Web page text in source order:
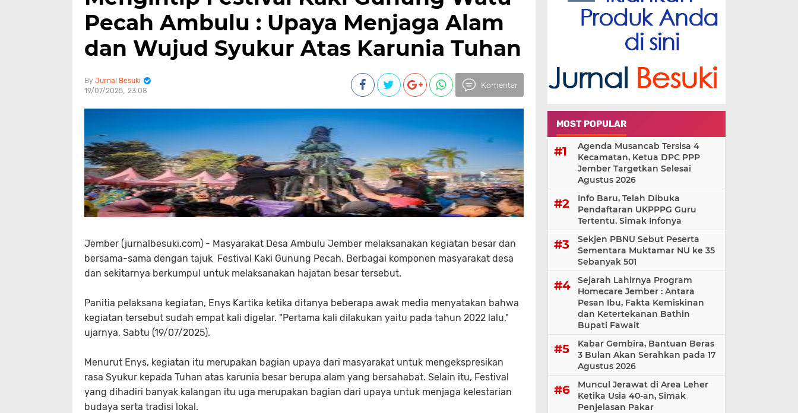
Pecah Ambulu : Upaya Menjaga Alam
dan Wujud Syukur Atas Karunia Tuhan
Jurnal Besuki
19/07/2025 23:08
Komentar
Jember (jurnalbesuki.com) - Masyarakat Desa Ambulu Jember melaksanakan kegiatan besar dan
bersama-sama dengan tajuk Festival Kaki Gunung Pecah. Berbagai komponen masyarakat desa
dan sekitarnya berkumpul untuk melaksanakan hajatan besar tersebut.
Panitia pelaksana kegiatan, Enys Kartika ketika ditanya beberapa awak media menyatakan bahwa
kegiatan tersebut sudah empat kali digelar. "Pertama kali dilakukan yaitu pada tahun 2022 lalu,"
ujarnya, Sabtu (19/07/2025).
Menurut Enys, kegiatan itu merupakan bagian upaya dari masyarakat untuk mengekspresikan
rasa Syukur kepada Tuhan atas karunia besar berupa alam yang bersahabat. Selain itu, Festival
yang dihadiri banyak kalangan itu uga merupakan bagian dari upaya untuk menjaga kelestarian
budaya serta tradisi lokal.
MOST POPULAR
Agenda Musancab Tersisa 4
Kecamatan, Ketua DPC PPP
Jember Targetkan Selesai
Agustus 2026
Info Baru, Telah Dibuka
Pendaftaran UKPPPG Guru
Tertentu. Simak Infonya
Sekjen PBNU Sebut Peserta
Sementara Muktamar NU ke 35
Sebanyak 501
Sejarah Lahirnya Program
Homecare Jember : Antara
Pesan Ibu, Fakta Kemiskinan
dan Ketertekanan Bathin
Bupati Fawait
Kabar Gembira, Bantuan Beras
3 Bulan Akan Serahkan pada 17
Agustus 2026
Muncul Jerawat di Area Leher
Ketika Usia 40-an, Simak
Penjelasan Pakar